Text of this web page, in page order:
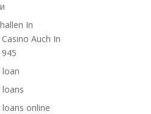
In
Auch In
loan
loans
loans online